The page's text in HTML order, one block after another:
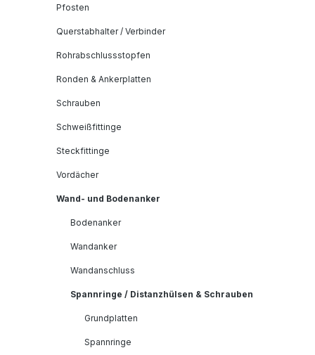
Pfosten
Querstabhalter / Verbinder
Rohrabschlussstopfen
Ronden & Ankerplatten
Schrauben
Schweißfittinge
Steckfittinge
Vordächer
Wand- und Bodenanker
Bodenanker
Wandanker
Wandanschluss
Spannringe / Distanzhülsen & Schrauben
Grundplatten
Spannringe